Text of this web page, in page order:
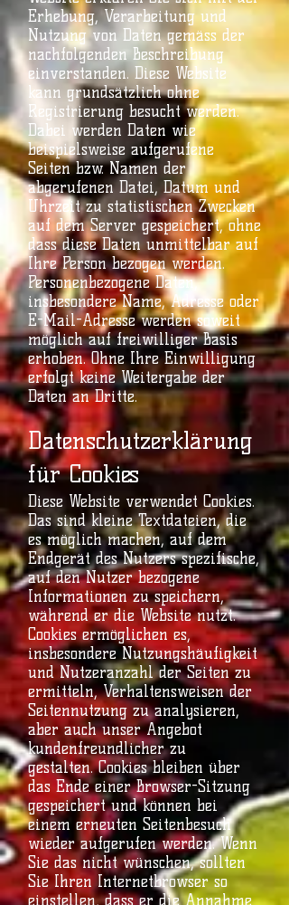
Erhebung, Verarbeitung und
Nutzung von Daten gemäss der
nachfolgenden Beschreibung
einverstanden. Diese Website
kann grundsätzlich ohne
Registrierung besucht werden.
Dabei werden Daten wie
beispielsweise aufgerufene
Seiten bzw. Namen der
abgerufenen Datei, Datum und
Uhrzeit zu statistischen Zwecken
auf dem Server gespeichert, ohne
dass diese Daten unmittelbar auf
Ihre Person bezogen werden.
Personenbezogene Daten,
insbesondere Name, Adresse oder
E-Mail-Adresse werden soweit
möglich auf freiwilliger Basis
erhoben. Ohne Ihre Einwilligung
erfolgt keine Weitergabe der
Daten an Dritte.
Datenschutzerklärung
für Cookies
Diese Website verwendet Cookies.
Das sind kleine Textdateien, die
es möglich machen, auf dem
Endgerät des Nutzers spezifische,
auf den Nutzer bezogene
Informationen zu speichern,
während er die Website nutzt.
Cookies ermöglichen es,
insbesondere Nutzungshäufigkeit
und Nutzeranzahl der Seiten zu
ermitteln, Verhaltensweisen der
Seitennutzung zu analysieren,
aber auch unser Angebot
kundenfreundlicher zu
gestalten. Cookies bleiben über
das Ende einer Browser-Sitzung
gespeichert und können bei
einem erneuten Seitenbesuch
wieder aufgerufen werden. Wenn
Sie das nicht wünschen, sollten
Sie Ihren Internetbrowser so
einstellen, dass er die Annahme